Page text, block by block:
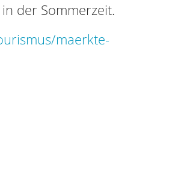
der Sommerzeit.
maerkte-